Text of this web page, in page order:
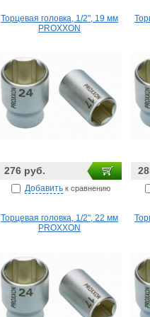
Торцевая головка, 1/2", 19 мм
PROXXON
276 руб.
Добавить к сравнению
Торцевая головка, 1/2", 22 мм
PROXXON